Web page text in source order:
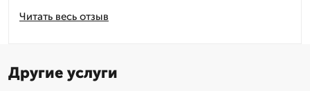
Читать весь отзыв
Другие услуги